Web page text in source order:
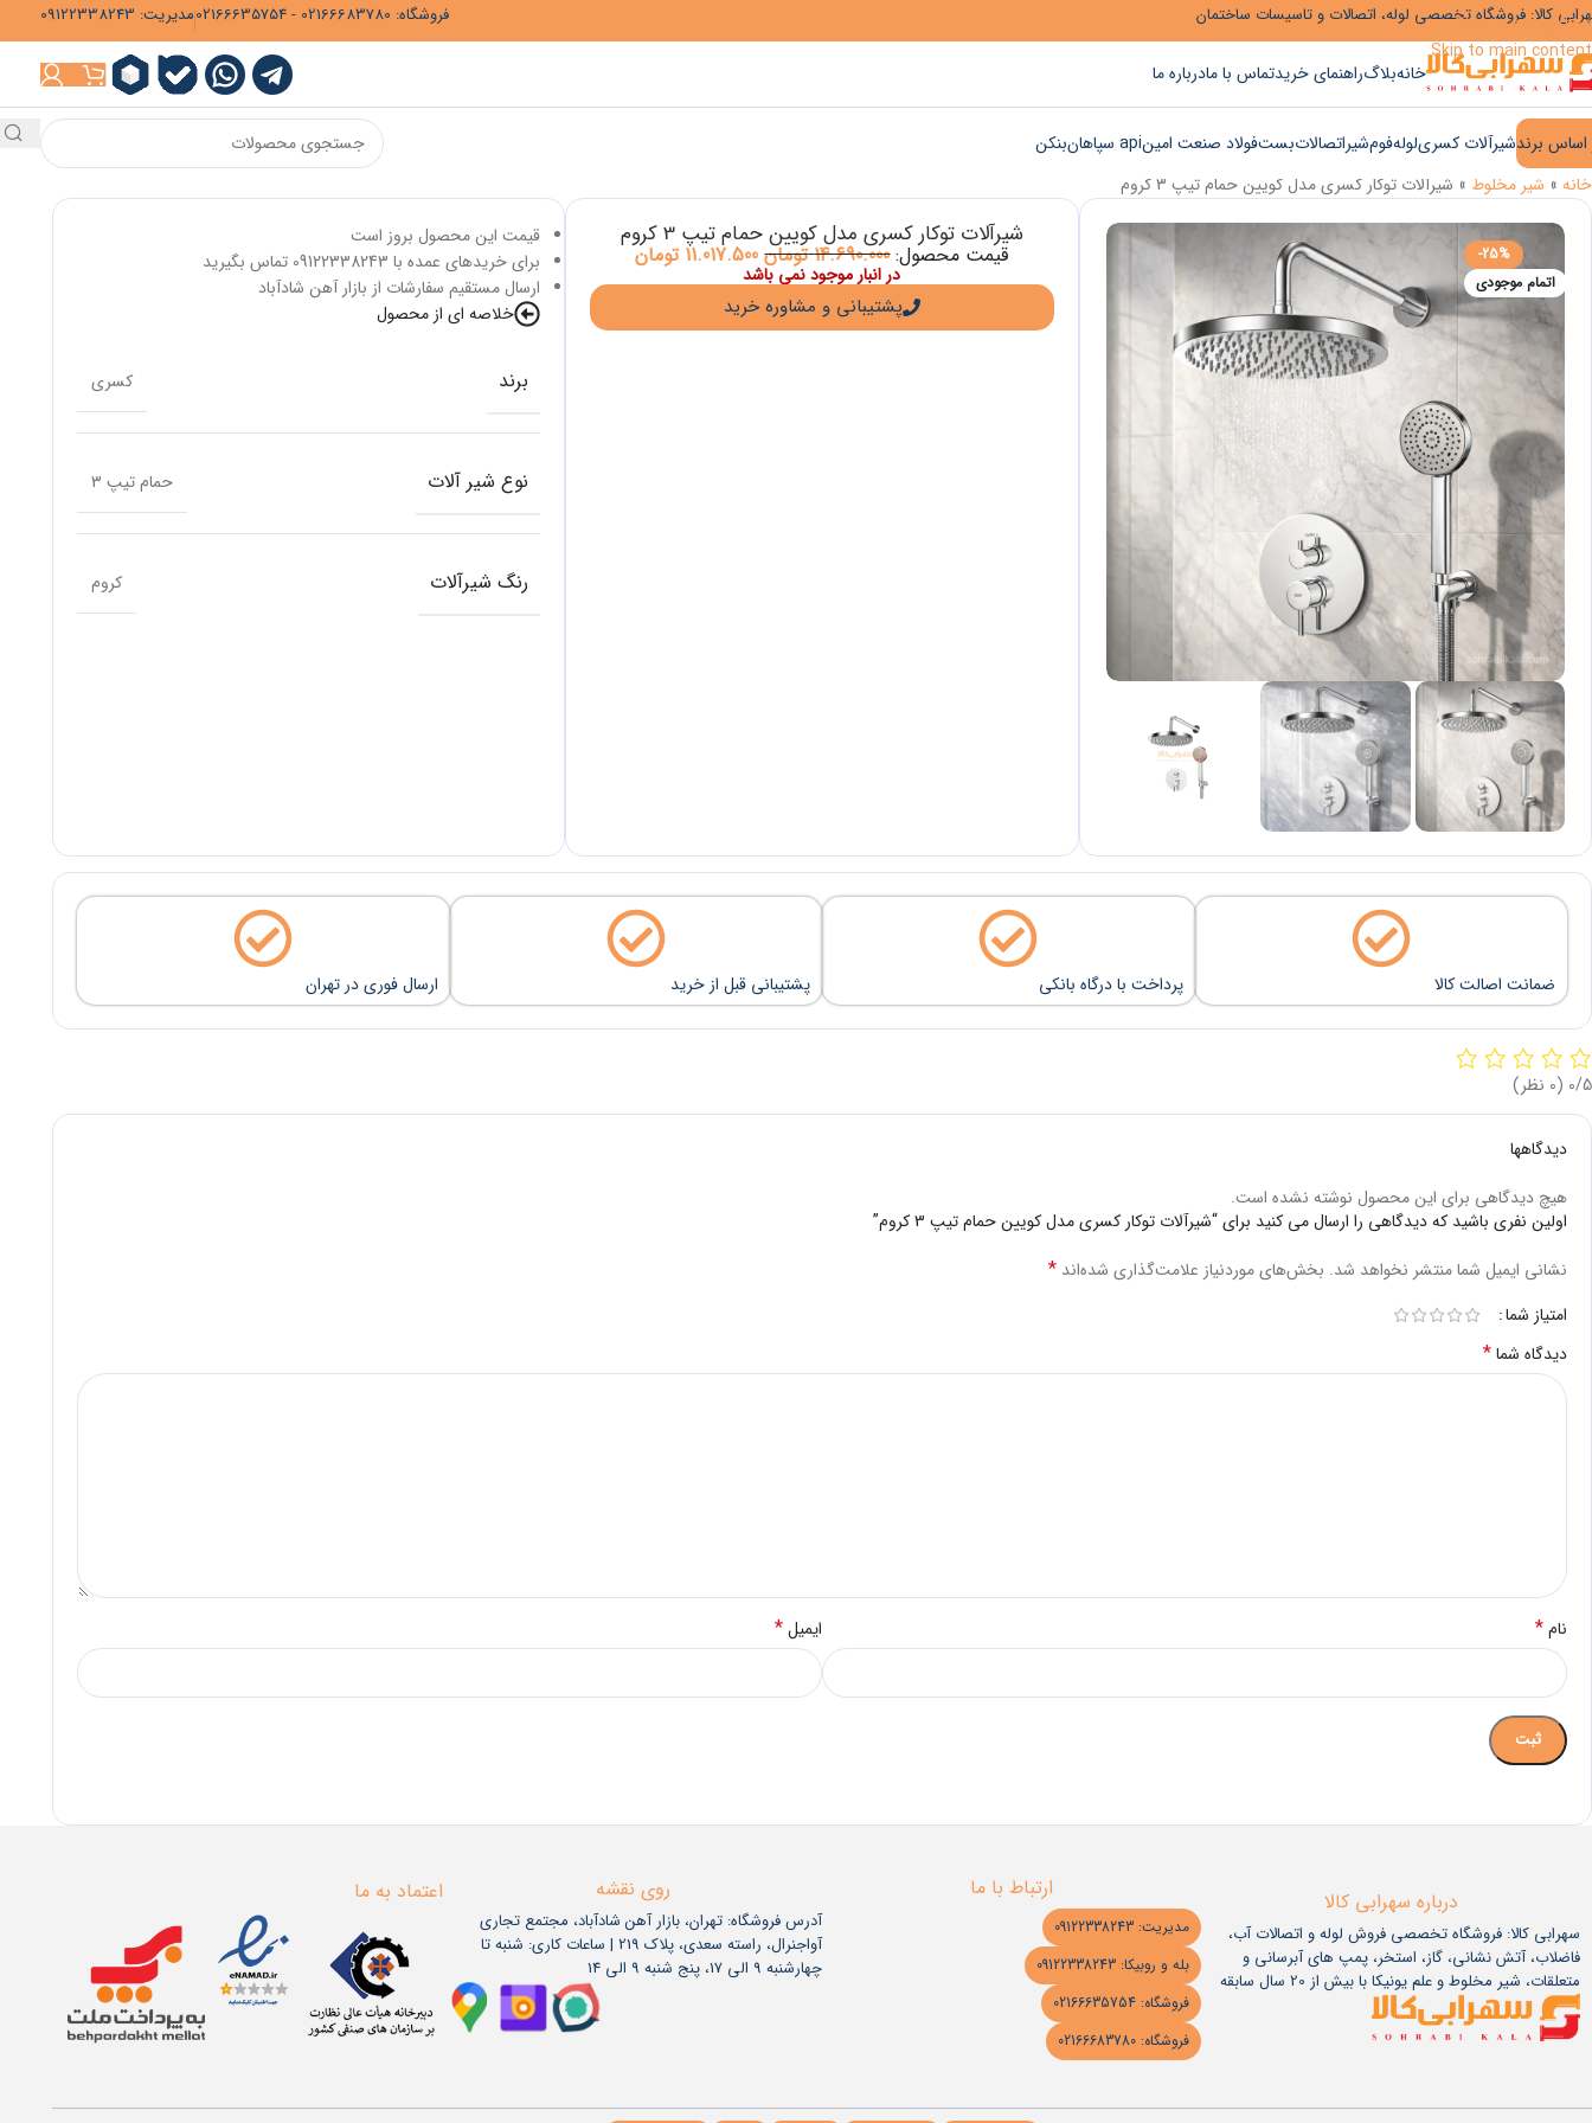
Skip to navigation
Skip to main content
کالا: فروشگاه تخصصی لوله، اتصالات و تاسیسات ساختمان فروشگاه: 02166683780 - 02166635754 مدیریت: 09122338243
خانهبلاگراهنمای خریدتماس با مادرباره ما
اساس برندشیرآلات کسریلولهفومشیراتصالاتبستفولاد صنعت امینapi سپاهان
بنکن
خانه » شیر مخلوط » شیرآلات توکار کسری مدل کویین حمام تیپ 3 کروم
قیمت این محصول بروز است
برای خریدهای عمده با 09122338243 تماس بگیرید
ارسال مستقیم سفارشات از بازار آهن شادآباد
خلاصه ای از محصول
برند کسری
نوع شیر آلات حمام تیپ 3
رنگ شیرآلات کروم
شیرآلات توکار کسری مدل کویین حمام تیپ 3 کروم
قیمت محصول:14.690.000 تومان 11.017.500 تومان
در انبار موجود نمی باشد
پشتیبانی و مشاوره خرید
-25%
اتمام موجودی
ضمانت اصالت کالا پرداخت با درگاه بانکی پشتیبانی قبل از خرید ارسال فوری در تهران
‫0/5 ‫(0 نظر)
دیدگاهها
هیچ دیدگاهی برای این محصول نوشته نشده است.
اولین نفری باشید که دیدگاهی را ارسال می کنید برای “شیرآلات توکار کسری مدل کویین حمام تیپ 3 کروم”
نشانی ایمیل شما منتشر نخواهد شد. بخش‌های موردنیاز علامت‌گذاری شده‌اند *
امتیاز شما
دیدگاه شما*
نام* ایمیل*
درباره سهرابی کالا
سهرابی کالا: فروشگاه تخصصی فروش لوله و اتصالات آب،
فاضلاب، آتش نشانی، گاز، استخر، پمپ های آبرسانی و
متعلقات، شیر مخلوط و علم یونیکا با بیش از 20 سال سابقه
ارتباط با ما
مدیریت: 09122338243
بله و روبیکا: 09122338243
فروشگاه: 02166635754
فروشگاه: 02166683780
روی نقشه
آدرس فروشگاه: تهران، بازار آهن شادآباد، مجتمع تجاری
آواجنرال، راسته سعدی، پلاک 219 | ساعات کاری: شنبه تا
چهارشنبه 9 الی 17، پنج شنبه 9 الی 14
اعتماد به ما